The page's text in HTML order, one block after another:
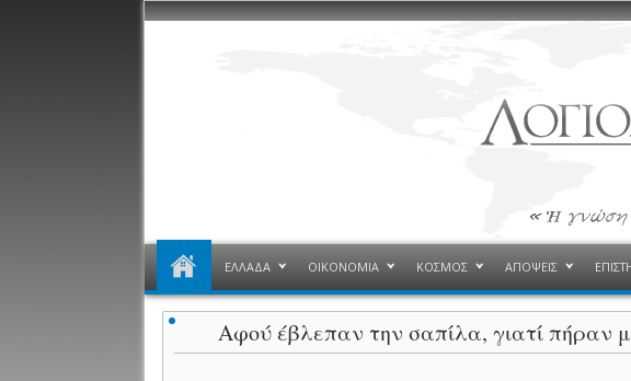
ΕΛΛΑΔΑ ΟΙΚΟΝΟΜΙΑ ΚΟΣΜΟΣ ΑΠΟΨΕΙΣ
Αφού έβλεπαν την σαπίλα, γιατί πήραν